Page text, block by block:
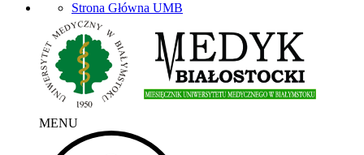
Strona Główna UMB
MENU